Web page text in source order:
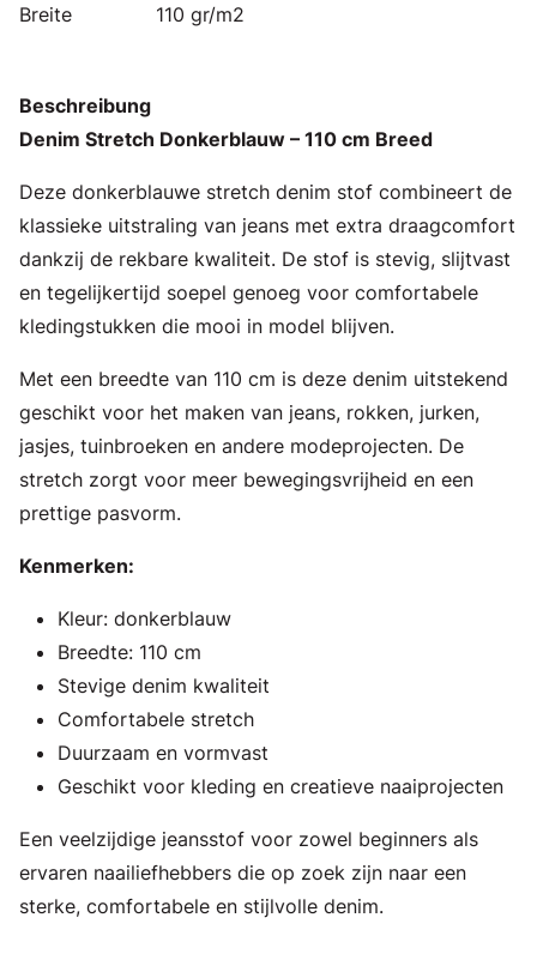
Breite 110 gr/m2
Beschreibung
Denim Stretch Donkerblauw – 110 cm Breed
Deze donkerblauwe stretch denim stof combineert de
klassieke uitstraling van jeans met extra draagcomfort
dankzij de rekbare kwaliteit. De stof is stevig, slijtvast
en tegelijkertijd soepel genoeg voor comfortabele
kledingstukken die mooi in model blijven.
Met een breedte van 110 cm is deze denim uitstekend
geschikt voor het maken van jeans, rokken, jurken,
jasjes, tuinbroeken en andere modeprojecten. De
stretch zorgt voor meer bewegingsvrijheid en een
prettige pasvorm.
Kenmerken:
Kleur: donkerblauw
Breedte: 110 cm
Stevige denim kwaliteit
Comfortabele stretch
Duurzaam en vormvast
Geschikt voor kleding en creatieve naaiprojecten
Een veelzijdige jeansstof voor zowel beginners als
ervaren naailiefhebbers die op zoek zijn naar een
sterke, comfortabele en stijlvolle denim.